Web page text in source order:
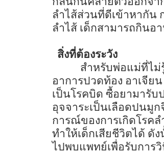
ลำไส้ส่วนที่ดีเข้าหากัน
ลำไส้ เด็กสามารถกินอ
สิ่งที่ต้องระวัง
สำหรับพ่อแม่ที่ไม่
อาการปวดท้อง อาเจีย
เป็นโรคบิด ซื้อยามารับ
อุจจาระเป็นเลือดปนมู
การณ์ของการเกิดโรค
ทำให้เด็กเสียชีวิตได้ ดั
ไปพบแพทย์เพื่อรับการ